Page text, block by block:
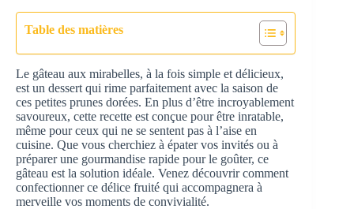
Table des matières
Le gâteau aux mirabelles, à la fois simple et délicieux,
est un dessert qui rime parfaitement avec la saison de
ces petites prunes dorées. En plus d’être incroyablement
savoureux, cette recette est conçue pour être inratable,
même pour ceux qui ne se sentent pas à l’aise en
cuisine. Que vous cherchiez à épater vos invités ou à
préparer une gourmandise rapide pour le goûter, ce
gâteau est la solution idéale. Venez découvrir comment
confectionner ce délice fruité qui accompagnera à
merveille vos moments de convivialité.